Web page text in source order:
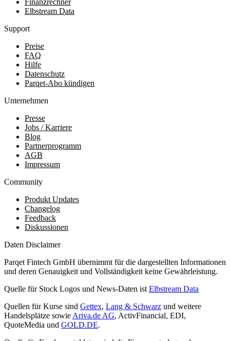
Finanzrechner
Elbstream Data
Support
Preise
FAQ
Hilfe
Datenschutz
Parqet-Abo kündigen
Unternehmen
Presse
Jobs / Karriere
Blog
Partnerprogramm
AGB
Impressum
Community
Produkt Updates
Changelog
Feedback
Diskussionen
Daten Disclaimer
Parqet Fintech GmbH übernimmt für die dargestellten Informationen
und deren Genauigkeit und Vollständigkeit keine Gewährleistung.
Quelle für Stock Logos und News-Daten ist Elbstream Data
Quellen für Kurse sind Gettex, Lang & Schwarz und weitere
Handelsplätze sowie Ariva.de AG, ActivFinancial, EDI,
QuoteMedia und GOLD.DE.